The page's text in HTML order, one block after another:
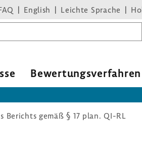
English Leichte Sprache
Bewer­tungs­ver­fahren
Berichts gemäß § 17 plan. QI-RL